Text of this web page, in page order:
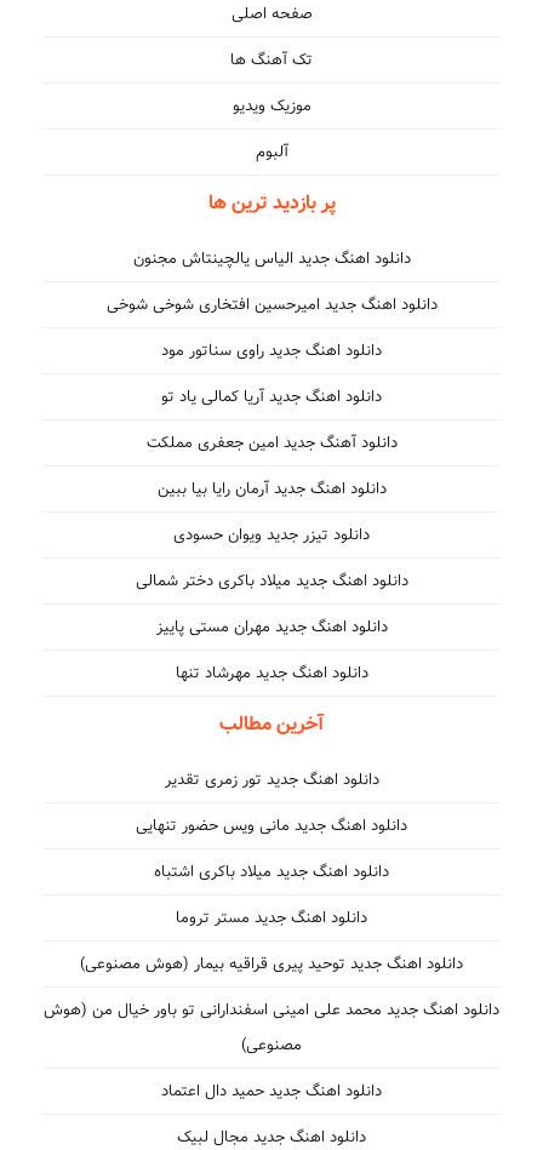
صفحه اصلی
تک آهنگ ها
موزیک ویدیو
آلبوم
پر بازدید ترین ها
دانلود اهنگ جدید الیاس یالچینتاش مجنون
دانلود اهنگ جدید امیرحسین افتخاری شوخی شوخی
دانلود اهنگ جدید راوی سناتور مود
دانلود اهنگ جدید آریا کمالی یاد تو
دانلود آهنگ جدید امین جعفری مملکت
دانلود اهنگ جدید آرمان رایا بیا ببین
دانلود تیزر جدید ویوان حسودی
دانلود اهنگ جدید میلاد باکری دختر شمالی
دانلود اهنگ جدید مهران مستی پاییز
دانلود اهنگ جدید مهرشاد تنها
آخرین مطالب
دانلود اهنگ جدید تور زمری تقدیر
دانلود اهنگ جدید مانی ویس حضور تنهایی
دانلود اهنگ جدید میلاد باکری اشتباه
دانلود اهنگ جدید مستر تروما
دانلود اهنگ جدید توحید پیری قراقیه بیمار (هوش مصنوعی)
دانلود اهنگ جدید محمد علی امینی اسفندارانی تو باور خیال من (هوش
مصنوعی)
دانلود اهنگ جدید حمید دال اعتماد
دانلود اهنگ جدید مجال لبیک